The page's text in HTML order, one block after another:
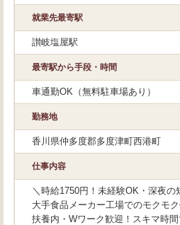
就業先最寄駅
讃岐塩屋駅
最寄駅から手段・時間
車通勤OK（無料駐車場あり）
勤務地
香川県仲多度郡多度津町西港町
仕事内容
＼時給1750円！未経験OK・深夜の
大手食品メーカー工場でのモクモ
扶養内・Wワーク歓迎！スキマ時